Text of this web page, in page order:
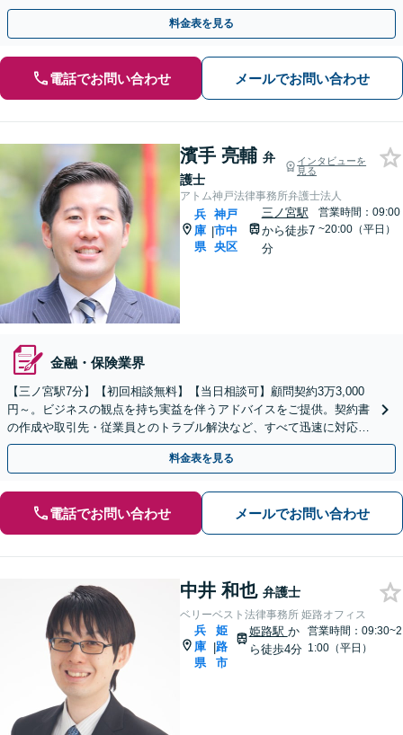
えいたします【初回相談無料】
料金表を見る
電話でお問い合わせ メールでお問い合わせ
濱手 亮輔 弁
護士
インタビューを
見る
アトム神戸法律事務所弁護士法人
兵
庫
県
|
神戸
市中
央区
三ノ宮駅
から徒歩7
分
営業時間：09:00
~20:00（平日）
金融・保険業界
【三ノ宮駅7分】【初回相談無料】【当日相談可】顧問契約3万3,000
円～。ビジネスの観点を持ち実益を伴うアドバイスをご提供。契約書
の作成や取引先・従業員とのトラブル解決など、すべて迅速に対応し
ます【分割払いあり】
料金表を見る
電話でお問い合わせ メールでお問い合わせ
中井 和也 弁護士
ベリーベスト法律事務所 姫路オフィス
兵
庫
県
|
姫
路
市
姫路駅 か
ら徒歩4分
営業時間：09:30~2
1:00（平日）